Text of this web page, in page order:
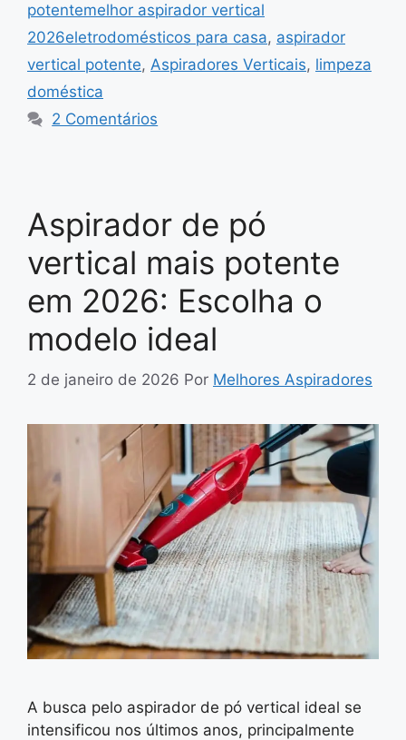
potentemelhor aspirador vertical
2026eletrodomésticos para casa, aspirador
vertical potente, Aspiradores Verticais, limpeza
doméstica
2 Comentários
Aspirador de pó
vertical mais potente
em 2026: Escolha o
modelo ideal
2 de janeiro de 2026 Por Melhores Aspiradores
A busca pelo aspirador de pó vertical ideal se
intensificou nos últimos anos, principalmente